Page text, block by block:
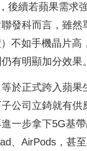
後續若蘋果需求
發科而言，雖然
不如手機晶片高
有明顯加分效果。
於正式跨入蘋果
公司立錡就有供
一步拿下5G基
、AirPods，甚